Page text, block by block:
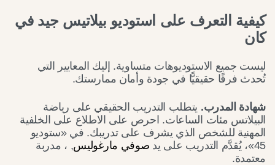
كيفية التعرف على استوديو بيلاتيس جيد في
كان
ليست جميع الاستوديوهات متساوية. إليك المعايير التي
تُحدث فرقًا حقيقيًّا في جودة وأمان ممارستك.
شهادة المدرب. يتطلب التدريب الحقيقي على رياضة
البيلاتس مئات الساعات. احرص على الاطلاع على الخلفية
المهنية للشخص الذي يشرف على تدريبك. في «ستوديو
45»، يُقدَّم التدريب على يد
صوفي مارغوليس, ، مدربة
معتمدة.